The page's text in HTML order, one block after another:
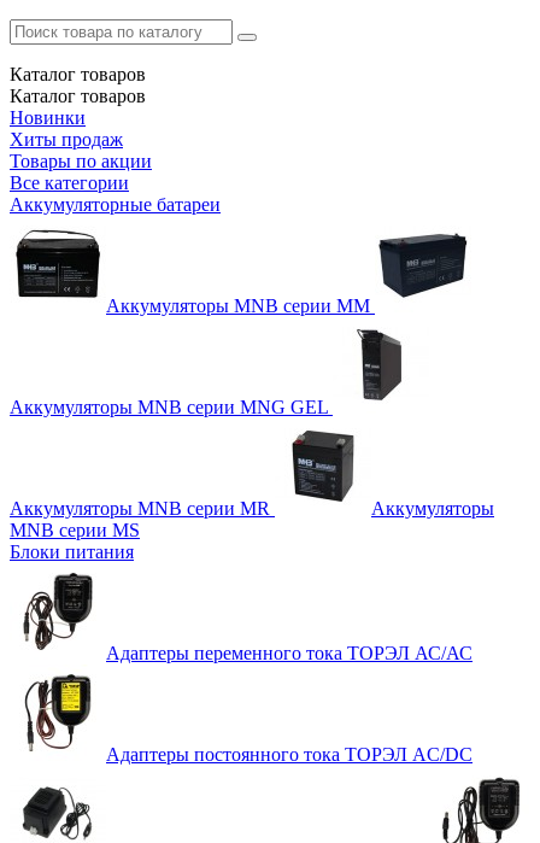
Каталог товаров
Каталог товаров
Новинки
Хиты продаж
Товары по акции
Все категории
Аккумуляторные батареи
Аккумуляторы MNB серии MM
Аккумуляторы MNB серии MNG GEL
Аккумуляторы MNB серии MR
Аккумуляторы
MNB серии MS
Блоки питания
Адаптеры переменного тока ТОРЭЛ АС/АС
Адаптеры постоянного тока ТОРЭЛ AC/DC